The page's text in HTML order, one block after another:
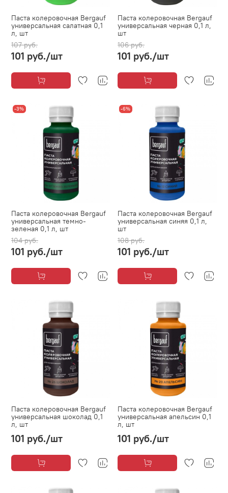
Паста колеровочная Bergauf
универсальная салатная 0,1
л, шт
107 руб.
101 руб./шт
Паста колеровочная Bergauf
универсальная черная 0,1 л,
шт
106 руб.
101 руб./шт
-3%
Паста колеровочная Bergauf
универсальная темно-
зеленая 0,1 л, шт
104 руб.
101 руб./шт
-6%
Паста колеровочная Bergauf
универсальная синяя 0,1 л,
шт
108 руб.
101 руб./шт
Паста колеровочная Bergauf
универсальная шоколад 0,1
л, шт
101 руб./шт
Паста колеровочная Bergauf
универсальная апельсин 0,1
л, шт
101 руб./шт